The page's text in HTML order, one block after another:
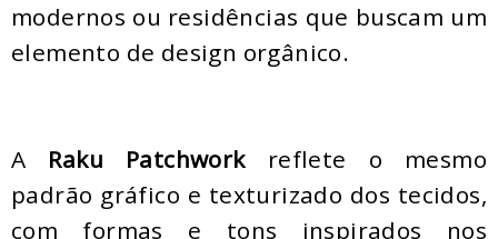
modernos ou residências que buscam um
elemento de design orgânico.
A Raku Patchworkreflete o mesmo
padrão gráfico e texturizado dos tecidos,
com formas e tons inspirados nos